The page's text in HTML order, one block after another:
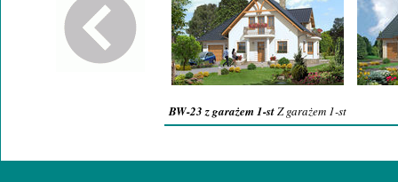
BW-23 z garażem 1-stZ garażem 1-st